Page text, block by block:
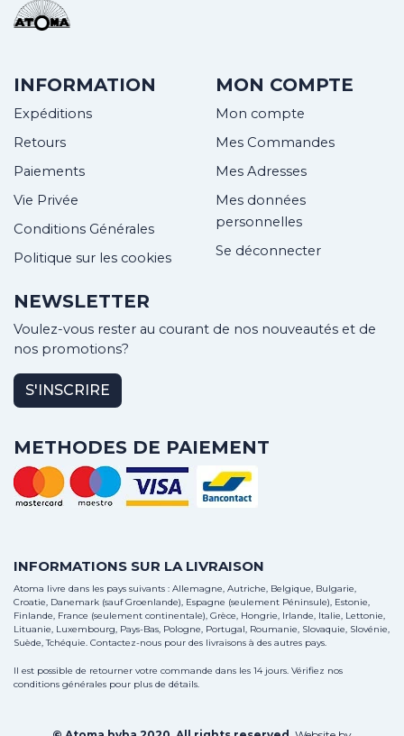
INFORMATION
Expéditions
Retours
Paiements
Vie Privée
Conditions Générales
Politique sur les cookies
MON COMPTE
Mon compte
Mes Commandes
Mes Adresses
Mes données
personnelles
Se déconnecter
NEWSLETTER
Voulez-vous rester au courant de nos nouveautés et de
nos promotions?
S'INSCRIRE
METHODES DE PAIEMENT
INFORMATIONS SUR LA LIVRAISON
Atoma livre dans les pays suivants : Allemagne, Autriche, Belgique, Bulgarie,
Croatie, Danemark (sauf Groenlande), Espagne (seulement Péninsule), Estonie,
Finlande, France (seulement continentale), Grèce, Hongrie, Irlande, Italie, Lettonie,
Lituanie, Luxembourg, Pays-Bas, Pologne, Portugal, Roumanie, Slovaquie, Slovénie,
Suède, Tchéquie. Contactez-nous pour des livraisons à des autres pays.
Il est possible de retourner votre commande dans les 14 jours. Vérifiez nos
conditions générales pour plus de détails.